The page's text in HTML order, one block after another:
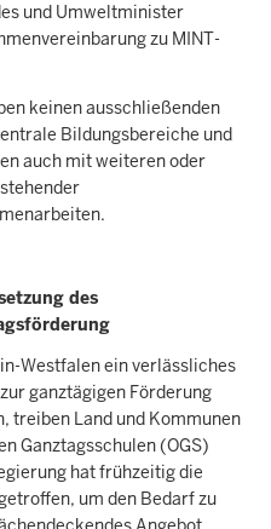
und Umweltminister
zu MINT-
keinen ausschließenden
Bildungsbereiche und
auch mit weiteren oder
des
Westfalen ein verlässliches
ganztägigen Förderung
treiben Land und Kommunen
Ganztagsschulen (OGS)
hat frühzeitig die
um den Bedarf zu